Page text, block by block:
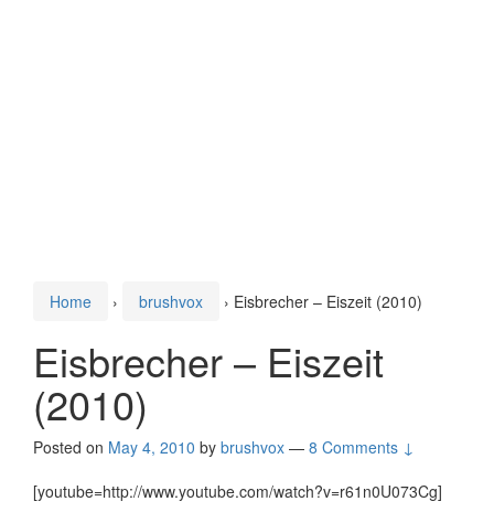
Home › brushvox › Eisbrecher – Eiszeit (2010)
Eisbrecher – Eiszeit
(2010)
Posted on May 4, 2010 by brushvox — 8 Comments ↓
[youtube=http://www.youtube.com/watch?v=r61n0U073Cg]